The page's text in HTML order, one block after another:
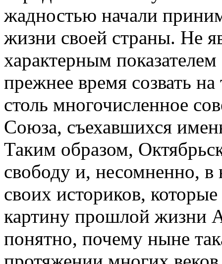
жадностью начали
жизни своей страны. Не
характерным
прежнее время созвать
столь многочисленное
Союза, съе­хавшихся
Таким образом,
свободу и, несомненно,
своих историков,
картину прошлой жизни
понятно, почему ныне